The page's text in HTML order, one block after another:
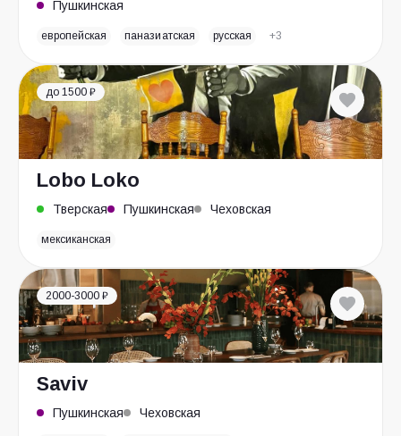
Пушкинская
европейская паназиатская русская +3
до 1500 ₽
Lobo Loko
Тверская Пушкинская Чеховская
мексиканская
2000-3000 ₽
Saviv
Пушкинская Чеховская